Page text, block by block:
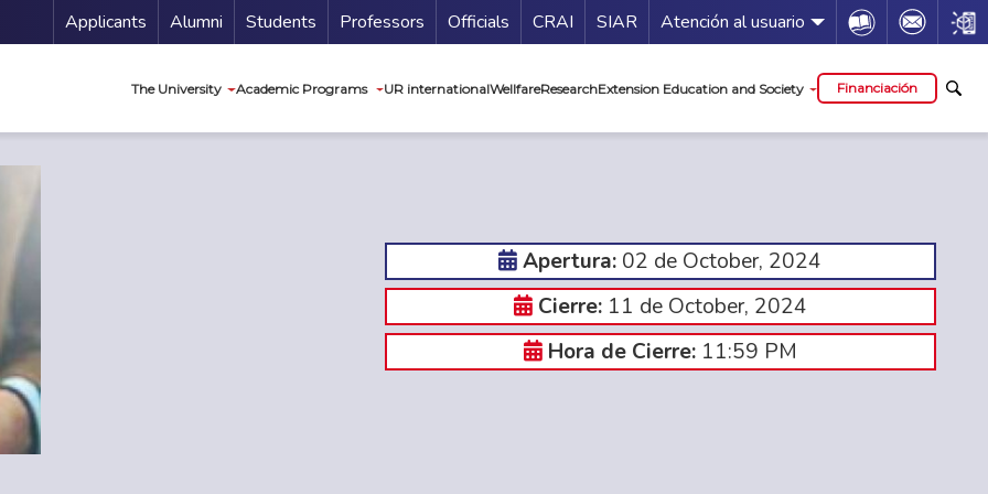
Menu Secundario
Applicants Alumni Students Professors Officials Guía de servicios
CRAI SIAR Atención al usuario Icon Icon Icon
The University Academic Programs UR internationalWellfareResearchExtension Education and Society Financiación
Apertura: 02 de October, 2024
Cierre: 11 de October, 2024
Hora de Cierre: 11:59 PM